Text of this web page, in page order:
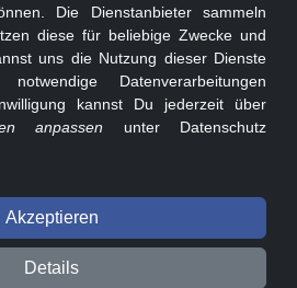
Volkswagen Golf II Forum seit 2010 ❤️
Die Dienstanbieter sammeln
diese für beliebige Zwecke und
uns die Nutzung dieser Dienste
Datenverarbeitungen
kannst Du jederzeit über
anpassen unter Datenschutz
Akzeptieren
Details